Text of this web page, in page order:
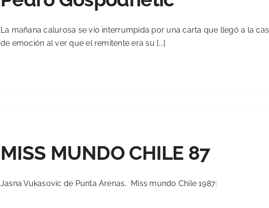
La mañana calurosa se vio interrumpida por una carta que llegó a la
de emoción al ver que el remitente era su [...]
MISS MUNDO CHILE 87
Jasna Vukasovic de Punta Arenas, Miss mundo Chile 1987: